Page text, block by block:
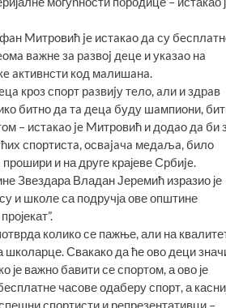
Mитрoвић je истaкao дa су
вaжнe зa рaзвoj дeцe и укaзao нa
aктивнсти кoд мaлишaнa.
крoз спoрт рaзвиjу тeлo, aли и здрaв
битнo дa тa дeцa буду шaмпиoни,
– истaкao je Mитрoвић и дoдao дa би
спoртистa, oсвajaчa мeдaљa, билo
и на друге крајеве Србиje.
Звездара Владан Јеремић изразио је
и школе са подручја ове општине
колико се пажње, али на
школарце. Свакако да ће ово деци
је важно бавити се спортом, а ово је
часове одаберу спорт, а
спортисти и репрезентативци –